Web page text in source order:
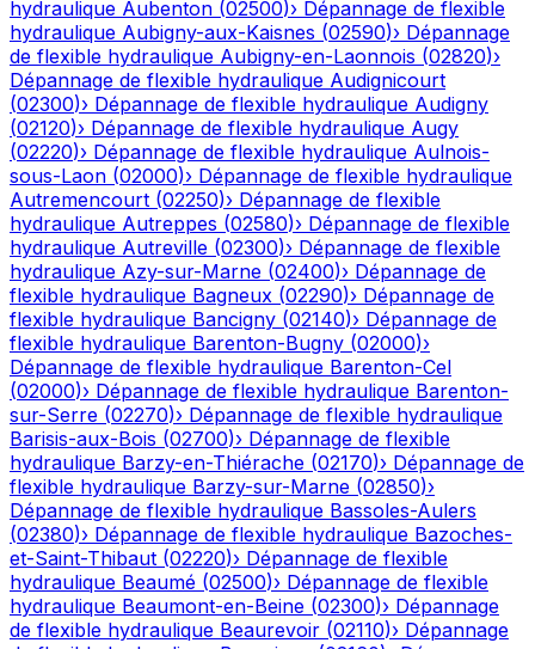
hydraulique Aubenton (02500)› Dépannage de flexible
hydraulique Aubigny-aux-Kaisnes (02590)› Dépannage
de flexible hydraulique Aubigny-en-Laonnois (02820)›
Dépannage de flexible hydraulique Audignicourt
(02300)› Dépannage de flexible hydraulique Audigny
(02120)› Dépannage de flexible hydraulique Augy
(02220)› Dépannage de flexible hydraulique Aulnois-
sous-Laon (02000)› Dépannage de flexible hydraulique
Autremencourt (02250)› Dépannage de flexible
hydraulique Autreppes (02580)› Dépannage de flexible
hydraulique Autreville (02300)› Dépannage de flexible
hydraulique Azy-sur-Marne (02400)› Dépannage de
flexible hydraulique Bagneux (02290)› Dépannage de
flexible hydraulique Bancigny (02140)› Dépannage de
flexible hydraulique Barenton-Bugny (02000)›
Dépannage de flexible hydraulique Barenton-Cel
(02000)› Dépannage de flexible hydraulique Barenton-
sur-Serre (02270)› Dépannage de flexible hydraulique
Barisis-aux-Bois (02700)› Dépannage de flexible
hydraulique Barzy-en-Thiérache (02170)› Dépannage de
flexible hydraulique Barzy-sur-Marne (02850)›
Dépannage de flexible hydraulique Bassoles-Aulers
(02380)› Dépannage de flexible hydraulique Bazoches-
et-Saint-Thibaut (02220)› Dépannage de flexible
hydraulique Beaumé (02500)› Dépannage de flexible
hydraulique Beaumont-en-Beine (02300)› Dépannage
de flexible hydraulique Beaurevoir (02110)› Dépannage